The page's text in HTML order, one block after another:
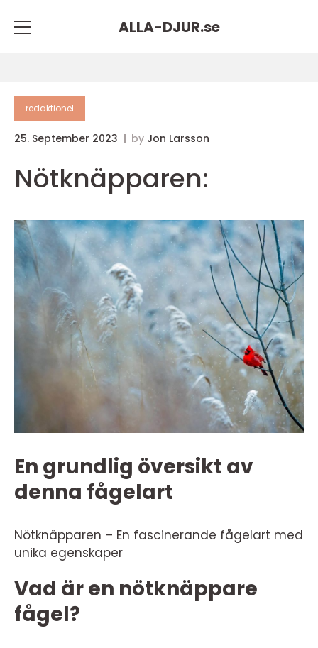
ALLA-DJUR.se
redaktionel
25. September 2023 by Jon Larsson
Nötknäpparen:
En grundlig översikt av
denna fågelart
Nötknäpparen – En fascinerande fågelart med
unika egenskaper
Vad är en nötknäppare
fågel?